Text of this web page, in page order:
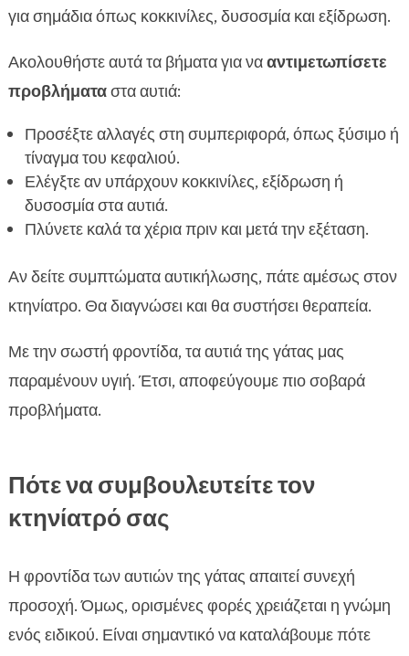
για σημάδια όπως κοκκινίλες, δυσοσμία και εξίδρωση.
Ακολουθήστε αυτά τα βήματα για νααντιμετωπίσετε
προβλήματαστα αυτιά:
Προσέξτε αλλαγές στη συμπεριφορά, όπως ξύσιμο ή
τίναγμα του κεφαλιού.
Ελέγξτε αν υπάρχουν κοκκινίλες, εξίδρωση ή
δυσοσμία στα αυτιά.
Πλύνετε καλά τα χέρια πριν και μετά την εξέταση.
Αν δείτε συμπτώματα αυτικήλωσης, πάτε αμέσως στον
κτηνίατρο. Θα διαγνώσει και θα συστήσει θεραπεία.
Με την σωστή φροντίδα, τα αυτιά της γάτας μας
παραμένουν υγιή. Έτσι, αποφεύγουμε πιο σοβαρά
προβλήματα.
Πότε να συμβουλευτείτε τον
κτηνίατρό σας
Η φροντίδα των αυτιών της γάτας απαιτεί συνεχή
προσοχή. Όμως, ορισμένες φορές χρειάζεται η γνώμη
ενός ειδικού. Είναι σημαντικό να καταλάβουμε πότε